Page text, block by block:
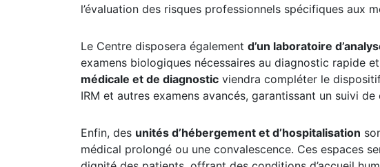
l’évaluation des risques professionnels spécifiques aux
Le Centre disposera également d’un laboratoire
examens biologiques nécessaires au diagnostic rapide
médicale et de diagnostic viendra compléter le
IRM et autres examens avancés, garantissant un suivi de
Enfin, des unités d’hébergement et d’hospitalisation
médical prolongé ou une convalescence. Ces espaces